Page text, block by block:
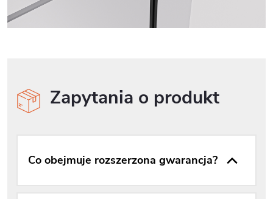
Zapytania o produkt
Co obejmuje rozszerzona gwarancja?